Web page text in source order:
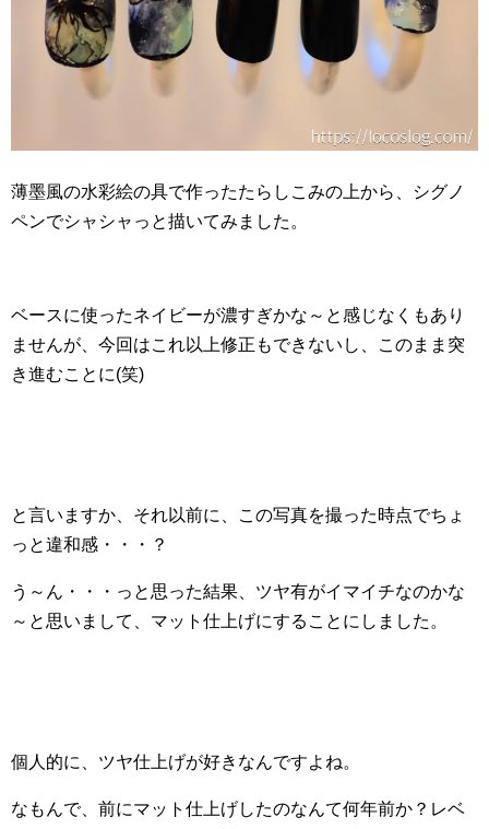
薄墨風の水彩絵の具で作ったたらしこみの上から、シグノ
ペンでシャシャっと描いてみました。
ベースに使ったネイビーが濃すぎかな～と感じなくもあり
ませんが、今回はこれ以上修正もできないし、このまま突
き進むことに(笑)
と言いますか、それ以前に、この写真を撮った時点でちょ
っと違和感・・・？
う～ん・・・っと思った結果、ツヤ有がイマイチなのかな
～と思いまして、マット仕上げにすることにしました。
個人的に、ツヤ仕上げが好きなんですよね。
なもんで、前にマット仕上げしたのなんて何年前か？レベ